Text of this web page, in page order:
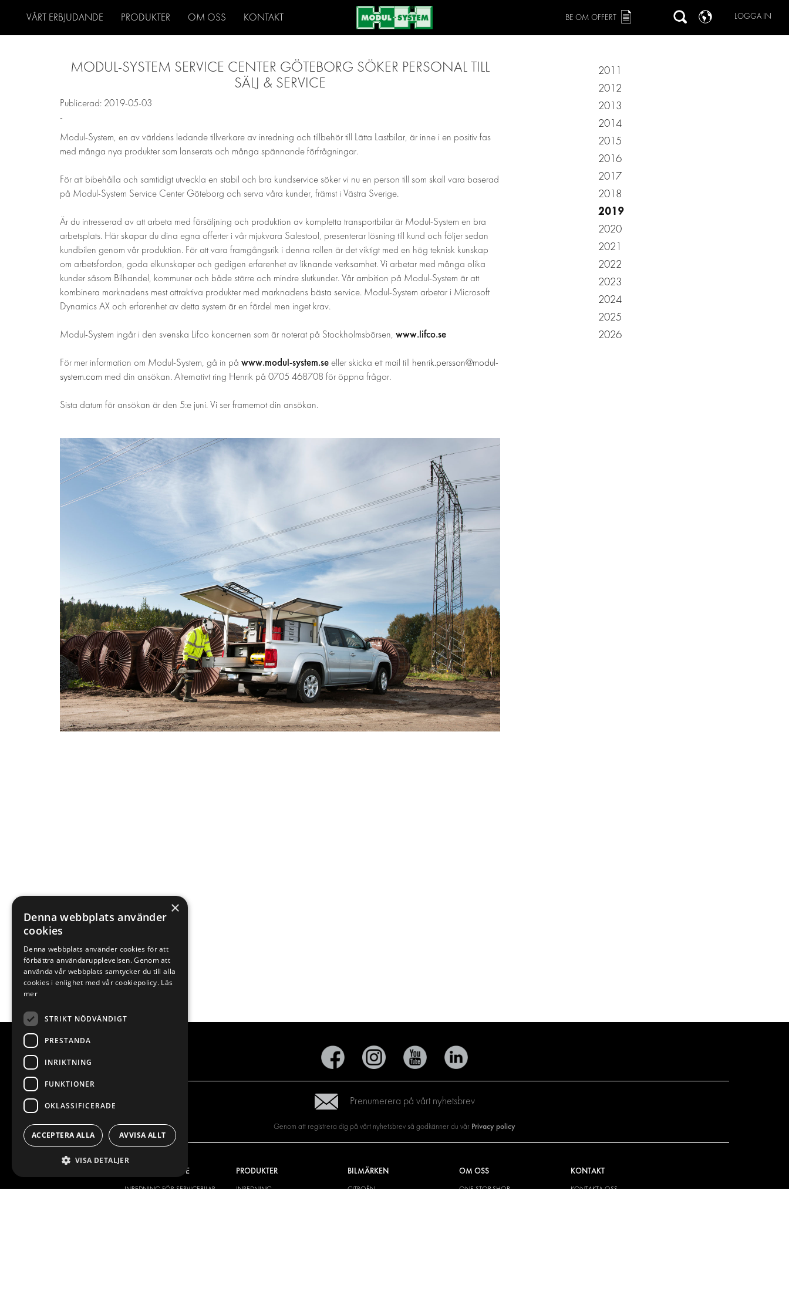
VÅRT ERBJUDANDE PRODUKTER OM OSS KONTAKT LOGGA IN
BE OM OFFERT
MODUL-SYSTEM SERVICE CENTER GÖTEBORG SÖKER PERSONAL TILL
SÄLJ & SERVICE
Publicerad: 2019-05-03
-
Modul-System, en av världens ledande tillverkare av inredning och tillbehör till Lätta Lastbilar, är inne i en positiv fas
med många nya produkter som lanserats och många spännande förfrågningar.
För att bibehålla och samtidigt utveckla en stabil och bra kundservice söker vi nu en person till som skall vara baserad
på Modul-System Service Center Göteborg och serva våra kunder, främst i Västra Sverige.
Är du intresserad av att arbeta med försäljning och produktion av kompletta transportbilar är Modul-System en bra
arbetsplats. Här skapar du dina egna offerter i vår mjukvara Salestool, presenterar lösning till kund och följer sedan
kundbilen genom vår produktion. För att vara framgångsrik i denna rollen är det viktigt med en hög teknisk kunskap
om arbetsfordon, goda elkunskaper och gedigen erfarenhet av liknande verksamhet. Vi arbetar med många olika
kunder såsom Bilhandel, kommuner och både större och mindre slutkunder. Vår ambition på Modul-System är att
kombinera marknadens mest attraktiva produkter med marknadens bästa service. Modul-System arbetar i Microsoft
Dynamics AX och erfarenhet av detta system är en fördel men inget krav.
Modul-System ingår i den svenska Lifco koncernen som är noterat på Stockholmsbörsen, www.lifco.se
För mer information om Modul-System, gå in på www.modul-system.se eller skicka ett mail till
henrik.persson@modul-
system.com med din ansökan. Alternativt ring Henrik på 0705 468708 för öppna frågor.
Sista datum för ansökan är den 5:e juni. Vi ser framemot din ansökan.
2011
2012
2013
2014
2015
2016
2017
2018
2019
2020
2021
2022
2023
2024
2025
2026
Prenumerera på vårt nyhetsbrev
Genom att registrera dig på vårt nyhetsbrev så godkänner du vår Privacy policy
VÅRT ERBJUDANDE
INREDNING FÖR SERVICEBILAR
PRODUKTER
INREDNING
BILMÄRKEN
CITROËN
OM OSS
ONE-STOP-SHOP
KONTAKT
KONTAKTA OSS
×
Denna webbplats använder
cookies
Denna webbplats använder cookies för att
förbättra användarupplevelsen. Genom att
använda vår webbplats samtycker du till alla
cookies i enlighet med vår cookiepolicy. Läs
mer
STRIKT NÖDVÄNDIGT
PRESTANDA
INRIKTNING
FUNKTIONER
OKLASSIFICERADE
ACCEPTERA ALLA AVVISA ALLT
VISA DETALJER